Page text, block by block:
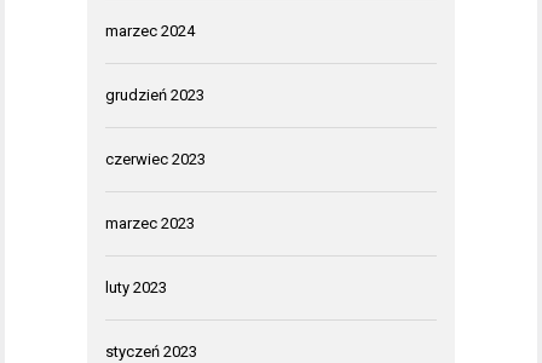
marzec 2024
grudzień 2023
czerwiec 2023
marzec 2023
luty 2023
styczeń 2023